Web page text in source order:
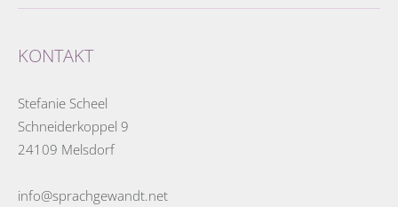
KONTAKT
Stefanie Scheel
Schneiderkoppel 9
24109 Melsdorf
info@sprachgewandt.net